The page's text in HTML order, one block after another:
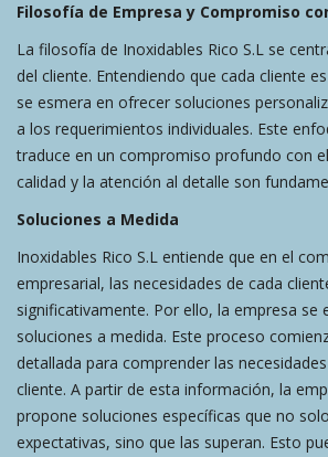
Filosofía de Empresa y Compromiso
La filosofía de Inoxidables Rico S.L se
del cliente. Entendiendo que cada cliente
se esmera en ofrecer soluciones
a los requerimientos individuales. Este
traduce en un compromiso profundo con
calidad y la atención al detalle son
Soluciones a Medida
Inoxidables Rico S.L entiende que en el
empresarial, las necesidades de cada
significativamente. Por ello, la empresa se
soluciones a medida. Este proceso
detallada para comprender las
cliente. A partir de esta información, la
propone soluciones específicas que no
expectativas, sino que las superan. Esto